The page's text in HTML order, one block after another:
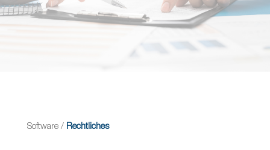
Software/ Rechtliches